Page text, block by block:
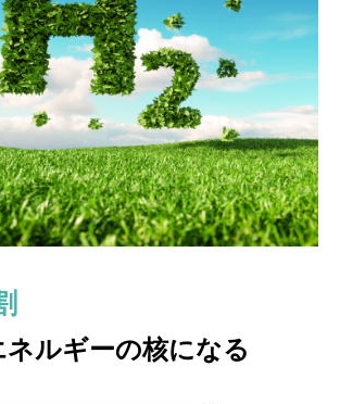
ルギーの核になる
しくみ
電のスタンダード
発電ユニット
ションの発電ユニット